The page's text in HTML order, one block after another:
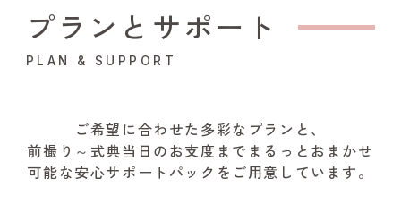
プランとサポート
PLAN & SUPPORT
ご希望に合わせた多彩なプランと、
前撮り～式典当日のお支度までまるっとおまかせ
可能な安心サポートパックをご用意しています。